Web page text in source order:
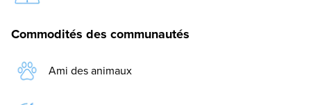
Commodités des communautés
Ami des animaux